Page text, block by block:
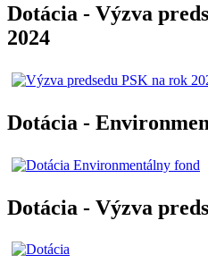
Dotácia - Výzva
2024
Dotácia -
Dotácia - Výzva